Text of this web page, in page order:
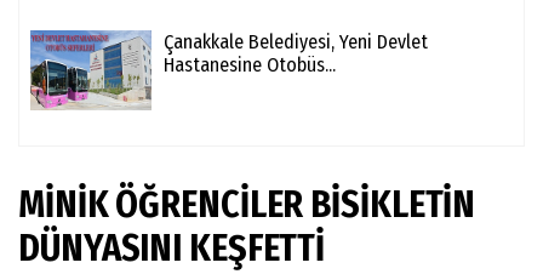
Çanakkale Belediyesi, Yeni Devlet
Hastanesine Otobüs...
MİNİK ÖĞRENCİLER BİSİKLETİN
DÜNYASINI KEŞFETTİ